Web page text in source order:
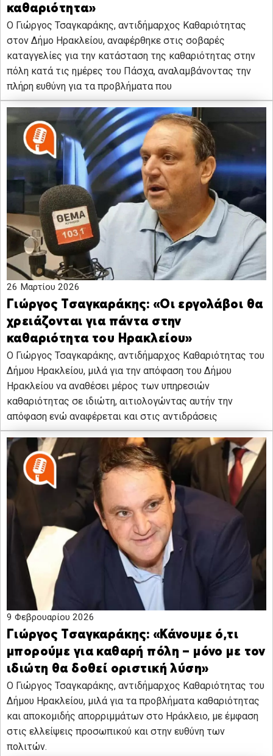
καθαριότητα»
Ο Γιώργος Τσαγκαράκης, αντιδήμαρχος Καθαριότητας
στον Δήμο Ηρακλείου, αναφέρθηκε στις σοβαρές
καταγγελίες για την κατάσταση της καθαριότητας στην
πόλη κατά τις ημέρες του Πάσχα, αναλαμβάνοντας την
πλήρη ευθύνη για τα προβλήματα που
26 Μαρτίου 2026
Γιώργος Τσαγκαράκης: «Οι εργολάβοι θα
χρειάζονται για πάντα στην
καθαριότητα του Ηρακλείου»
Ο Γιώργος Τσαγκαράκης, αντιδήμαρχος Καθαριότητας του
Δήμου Ηρακλείου, μιλά για την απόφαση του Δήμου
Ηρακλείου να αναθέσει μέρος των υπηρεσιών
καθαριότητας σε ιδιώτη, αιτιολογώντας αυτήν την
απόφαση ενώ αναφέρεται και στις αντιδράσεις
9 Φεβρουαρίου 2026
Γιώργος Τσαγκαράκης: «Κάνουμε ό,τι
μπορούμε για καθαρή πόλη – μόνο με τον
ιδιώτη θα δοθεί οριστική λύση»
Ο Γιώργος Τσαγκαράκης, αντιδήμαρχος Καθαριότητας του
Δήμου Ηρακλείου, μιλά για τα προβλήματα καθαριότητας
και αποκομιδής απορριμμάτων στο Ηράκλειο, με έμφαση
στις ελλείψεις προσωπικού και στην ευθύνη των
πολιτών.